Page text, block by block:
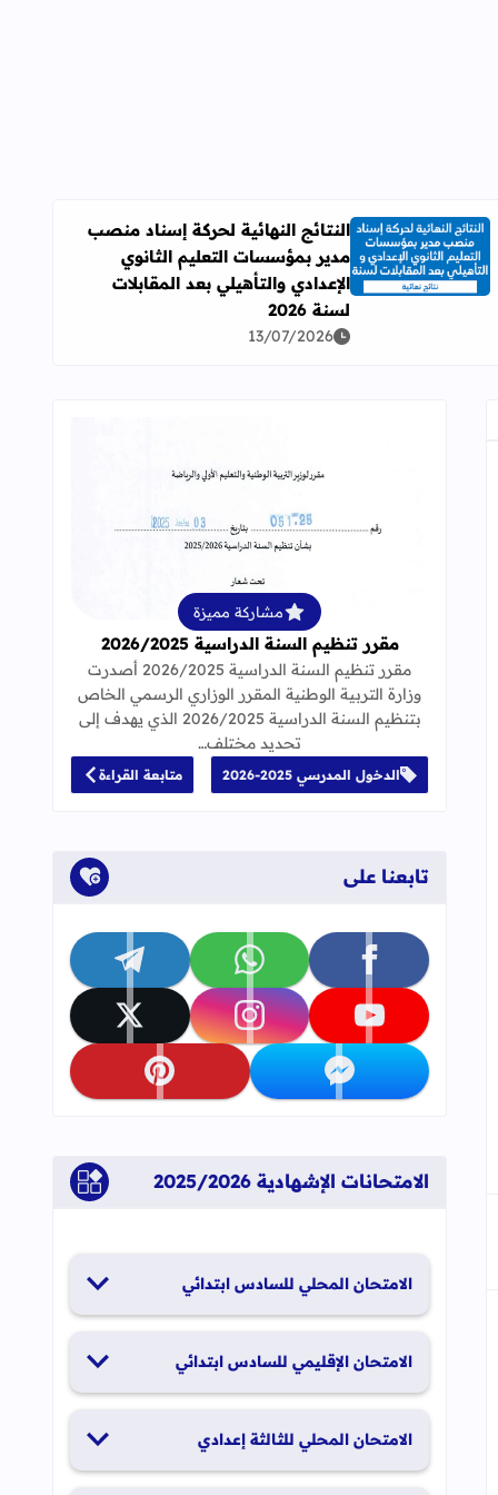
اقرأ المزيد عن النتائج النهائية لحركة إسناد منصب مدير بمؤسسات
النتائج النهائية لحركة إسناد منصب
مدير بمؤسسات التعليم الثانوي
الإعدادي والتأهيلي بعد المقابلات
لسنة 2026
13/07/2026
إلى العلامات المرجعية
قراءة المزيد عن مقرر تنظيم السنة الدراسية
مشاركة مميزة
مقرر تنظيم السنة الدراسية 2026/2025
مقرر تنظيم السنة الدراسية 2026/2025 أصدرت
وزارة التربية الوطنية المقرر الوزاري الرسمي الخاص
بتنظيم السنة الدراسية 2026/2025 الذي يهدف إلى
تحديد مختلف…
الدخول المدرسي 2025-2026 متابعة القراءة
تابعنا على
تابعنا على facebook تابعنا على whatsapp تابعنا على telegram
تابعنا على youtube تابعنا على instagram تابعنا على x
تابعنا على messenger تابعنا على pinterest
الامتحانات الإشهادية 2025/2026
الامتحان المحلي للسادس ابتدائي
الامتحان الإقليمي للسادس ابتدائي
الامتحان المحلي للثالثة إعدادي